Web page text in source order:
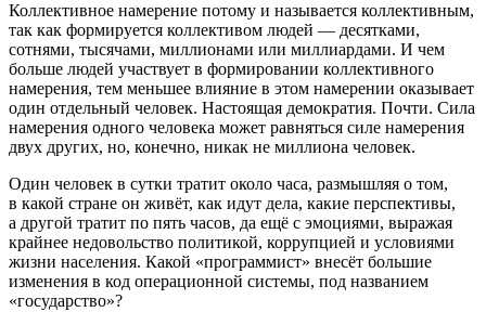
Коллективное намерение потому и называется коллективным,
так как формируется коллективом людей — десятками,
сотнями, тысячами, миллионами или миллиардами. И чем
больше людей участвует в формировании коллективного
намерения, тем меньшее влияние в этом намерении оказывает
один отдельный человек. Настоящая демократия. Почти. Сила
намерения одного человека может равняться силе намерения
двух других, но, конечно, никак не миллиона человек.
Один человек в сутки тратит около часа, размышляя о том,
в какой стране он живёт, как идут дела, какие перспективы,
а другой тратит по пять часов, да ещё с эмоциями, выражая
крайнее недовольство политикой, коррупцией и условиями
жизни населения. Какой «программист» внесёт большие
изменения в код операционной системы, под названием
«государство»?